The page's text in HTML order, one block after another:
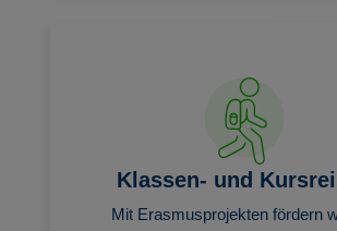
Klassen- und
Mit Erasmusprojekten fördern